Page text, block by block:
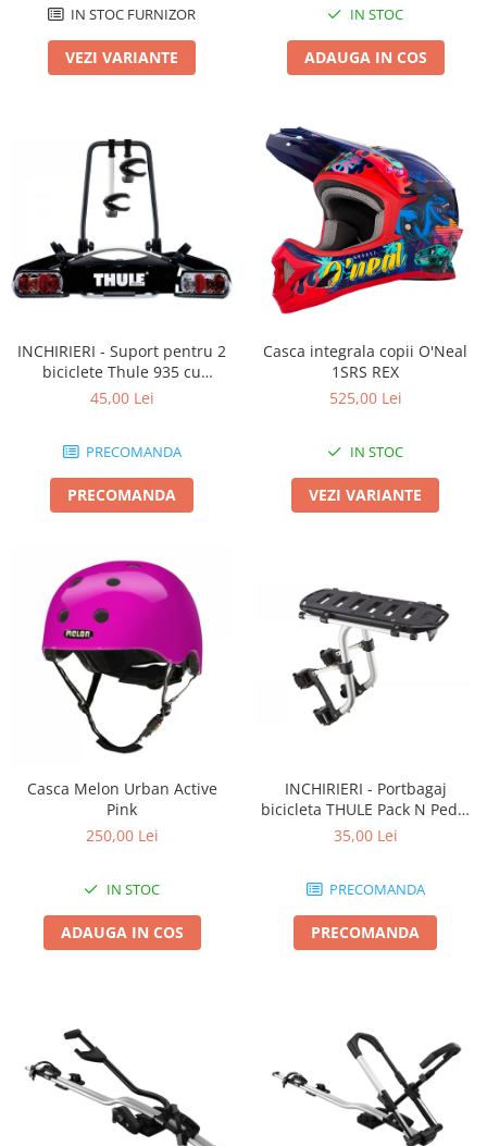
IN STOC FURNIZOR
VEZI VARIANTE
IN STOC
ADAUGA IN COS
INCHIRIERI - Suport pentru 2
biciclete Thule 935 cu
prindere pe carligul de
45,00 Lei
PRECOMANDA
PRECOMANDA
Casca integrala copii O'Neal
1SRS REX
525,00 Lei
IN STOC
VEZI VARIANTE
Casca Melon Urban Active
Pink
250,00 Lei
IN STOC
ADAUGA IN COS
INCHIRIERI - Portbagaj
bicicleta THULE Pack N Pedal
tour rack
35,00 Lei
PRECOMANDA
PRECOMANDA